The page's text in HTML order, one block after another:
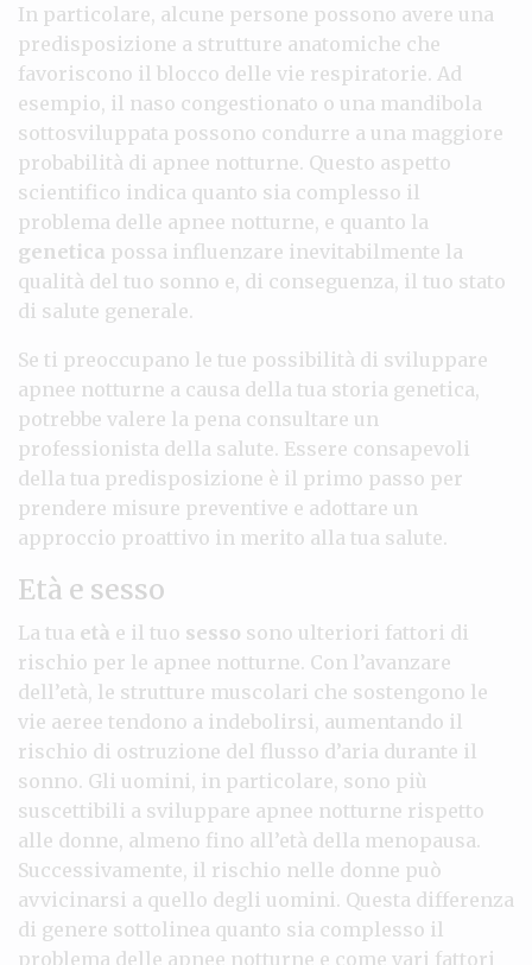
In particolare, alcune persone possono avere una
predisposizione a strutture anatomiche che
favoriscono il blocco delle vie respiratorie. Ad
esempio, il naso congestionato o una mandibola
sottosviluppata possono condurre a una maggiore
probabilità di apnee notturne. Questo aspetto
scientifico indica quanto sia complesso il
problema delle apnee notturne, e quanto la
genetica possa influenzare inevitabilmente la
qualità del tuo sonno e, di conseguenza, il tuo stato
di salute generale.
Se ti preoccupano le tue possibilità di sviluppare
apnee notturne a causa della tua storia genetica,
potrebbe valere la pena consultare un
professionista della salute. Essere consapevoli
della tua predisposizione è il primo passo per
prendere misure preventive e adottare un
approccio proattivo in merito alla tua salute.
Età e sesso
La tua età e il tuo sesso sono ulteriori fattori di
rischio per le apnee notturne. Con l’avanzare
dell’età, le strutture muscolari che sostengono le
vie aeree tendono a indebolirsi, aumentando il
rischio di ostruzione del flusso d’aria durante il
sonno. Gli uomini, in particolare, sono più
suscettibili a sviluppare apnee notturne rispetto
alle donne, almeno fino all’età della menopausa.
Successivamente, il rischio nelle donne può
avvicinarsi a quello degli uomini. Questa differenza
di genere sottolinea quanto sia complesso il
problema delle apnee notturne e come vari fattori